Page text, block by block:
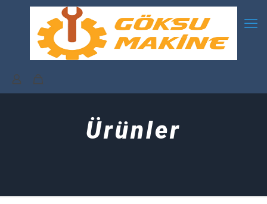
Ürünler